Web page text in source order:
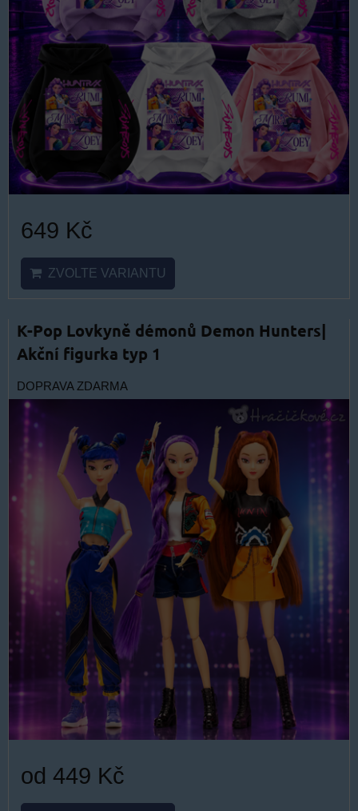
649 Kč
ZVOLTE VARIANTU
K-Pop Lovkyně démonů Demon Hunters|
Akční figurka typ 1
DOPRAVA ZDARMA
od 449 Kč